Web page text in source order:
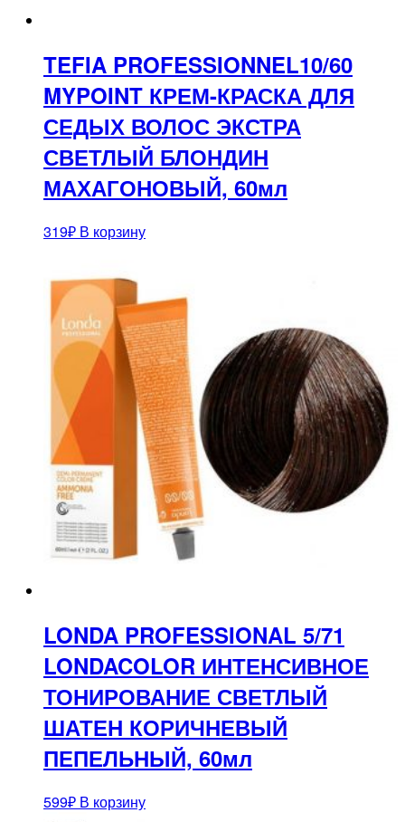
TEFIA PROFESSIONNEL10/60
MYPOINT КРЕМ-КРАСКА ДЛЯ
СЕДЫХ ВОЛОС ЭКСТРА
СВЕТЛЫЙ БЛОНДИН
МАХАГОНОВЫЙ, 60мл
319₽ В корзину
LONDA PROFESSIONAL 5/71
LONDACOLOR ИНТЕНСИВНОЕ
ТОНИРОВАНИЕ СВЕТЛЫЙ
ШАТЕН КОРИЧНЕВЫЙ
ПЕПЕЛЬНЫЙ, 60мл
599₽ В корзину